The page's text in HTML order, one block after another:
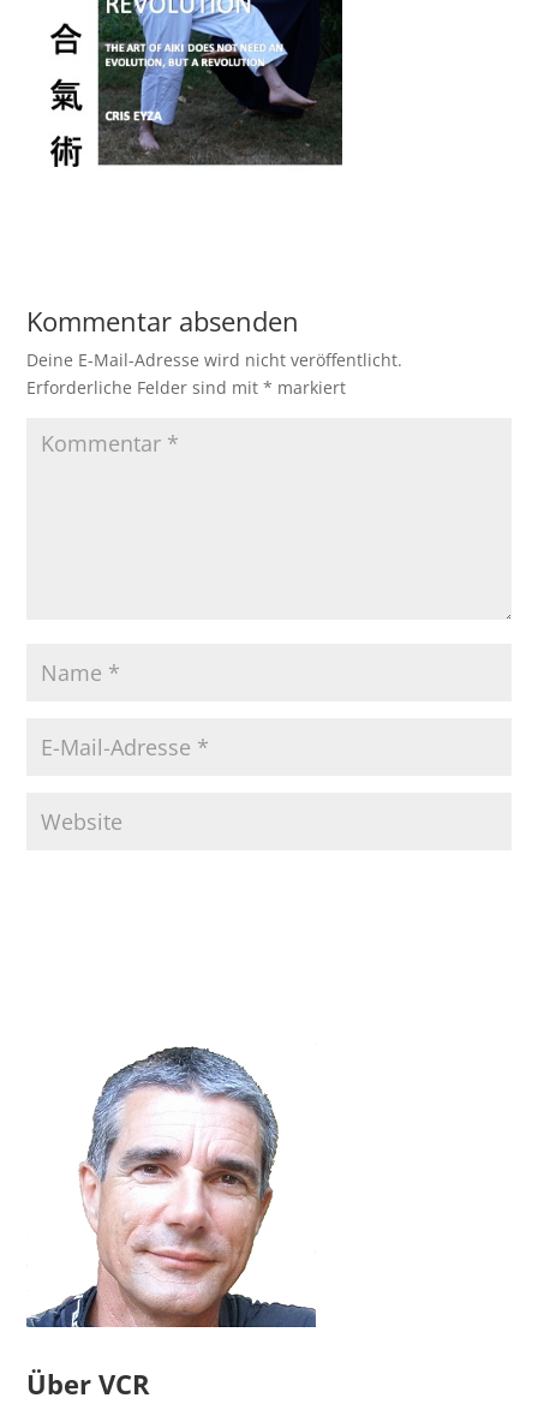
Kommentar absenden
Deine E-Mail-Adresse wird nicht veröffentlicht.
Erforderliche Felder sind mit* markiert
Über VCR